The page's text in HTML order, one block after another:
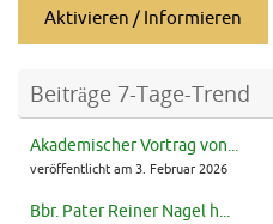
Aktivieren / Informieren
Beiträge 7-Tage-Trend
Akademischer Vortrag von...
veröffentlicht am 3. Februar 2026
Bbr. Pater Reiner Nagel h...